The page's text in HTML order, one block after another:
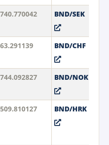
740.770042 BND/SEK
63.291139 BND/CHF
744.092827 BND/NOK
509.810127 BND/HRK